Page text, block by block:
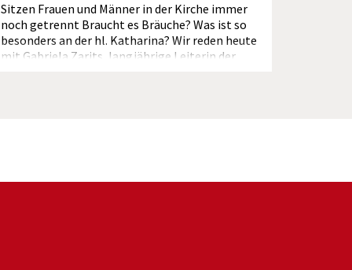
Sitzen Frauen und Männer in der Kirche immer
noch getrennt Braucht es Bräuche? Was ist so
besonders an der hl. Katharina? Wir reden heute
mit Gabriela Zarits, langjährige Leiterin der